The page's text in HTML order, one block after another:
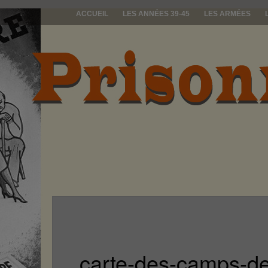
ACCUEIL LES ANNÉES 39-45 LES ARMÉES
prisonniers